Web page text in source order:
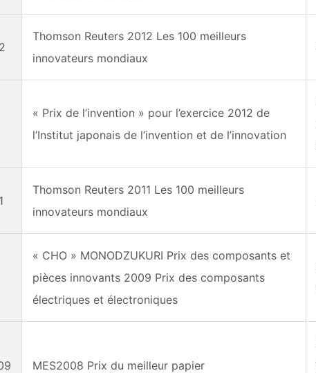
Thomson Reuters 2012 Les 100 meilleurs
innovateurs mondiaux
« Prix de l’invention » pour l’exercice 2012 de
l’Institut japonais de l’invention et de l’innovation
Thomson Reuters 2011 Les 100 meilleurs
innovateurs mondiaux
« CHO » MONODZUKURI Prix des composants et
pièces innovants 2009 Prix des composants
électriques et électroniques
MES2008 Prix du meilleur papier